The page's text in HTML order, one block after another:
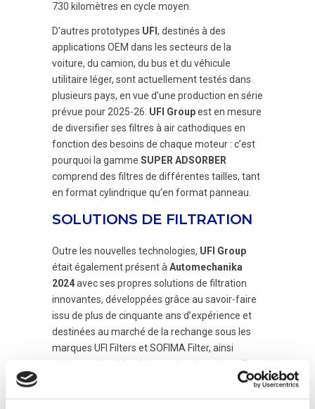
730 kilomètres en cycle moyen.
D’autres prototypes UFI , destinés à des
applications OEM dans les secteurs de la
voiture, du camion, du bus et du véhicule
utilitaire léger, sont actuellement testés dans
plusieurs pays, en vue d’une production en série
prévue pour 2025-26. UFI Groupest en mesure
de diversifier ses filtres à air cathodiques en
fonction des besoins de chaque moteur : c’est
pourquoi la gamme SUPER ADSORBER
comprend des filtres de différentes tailles, tant
en format cylindrique qu’en format panneau.
SOLUTIONS DE FILTRATION
Outre les nouvelles technologies, UFI Group
était également présent àAutomechanika
2024avec ses propres solutions de filtration
innovantes, développées grâce au savoir-faire
issu de plus de cinquante ans d’expérience et
destinées au marché de la rechange sous les
marques UFI Filters et SOFIMA Filter, ainsi
qu’avec celles liées à la gestion thermique. En
effet, le Groupe bénéficie d’un « pedigree OE »
reconnu par 95% des marques automobiles